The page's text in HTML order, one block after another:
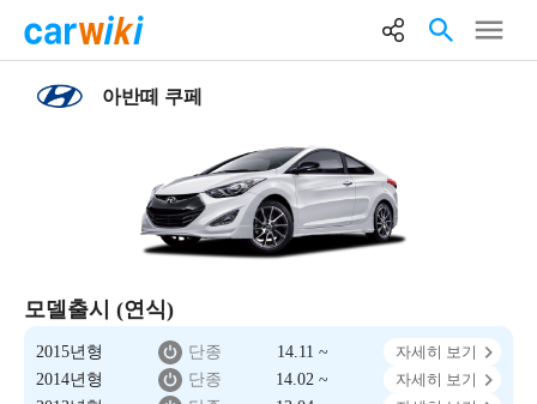
아반떼 쿠페
모델출시 (연식)
2015년형 단종 14.11 ~
자세히 보기
2014년형
단종 14.02 ~
자세히 보기